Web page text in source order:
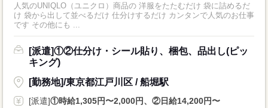
人気のUNIQLO（ユニクロ）商品の 洋服をたたむだけ 袋に詰めるだ
け 袋から出して並べるだけ 仕分けするだけ カンタンで人気のお仕事
です その他にも ...
[派遣]①②仕分け・シール貼り、梱包、品出し(ピッ
キング)
[勤務地]/東京都江戸川区 / 船堀駅
[派遣]①時給1,305円〜2,000円、②日給14,200円〜